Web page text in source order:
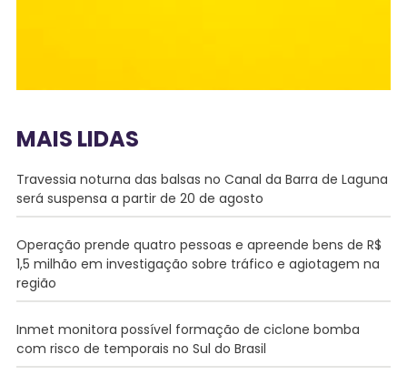
MAIS LIDAS
Travessia noturna das balsas no Canal da Barra de Laguna
será suspensa a partir de 20 de agosto
Operação prende quatro pessoas e apreende bens de R$
1,5 milhão em investigação sobre tráfico e agiotagem na
região
Inmet monitora possível formação de ciclone bomba
com risco de temporais no Sul do Brasil